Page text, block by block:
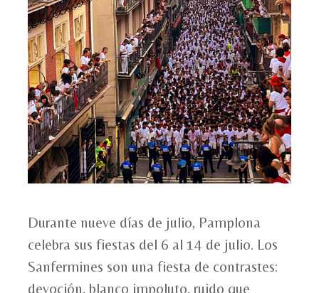
Durante nueve días de julio, Pamplona
celebra sus fiestas del 6 al 14 de julio. Los
Sanfermines son una fiesta de contrastes:
devoción, blanco impoluto, ruido que